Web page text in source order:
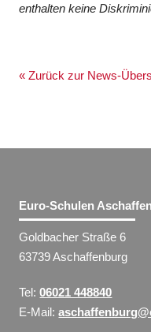
enthalten keine
« Zurück zur News-
Euro-Schulen
Goldbacher Straße 6
63739 Aschaffenburg
Tel:06021 448840
E-Mail: